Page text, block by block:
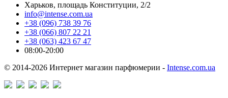
Харьков, площадь Конституции, 2/2
info@intense.com.ua
+38 (096) 738 39 76
+38 (066) 807 22 21
+38 (063) 423 67 47
08:00-20:00
© 2014-2026 Интернет магазин парфюмерии - Intense.com.ua